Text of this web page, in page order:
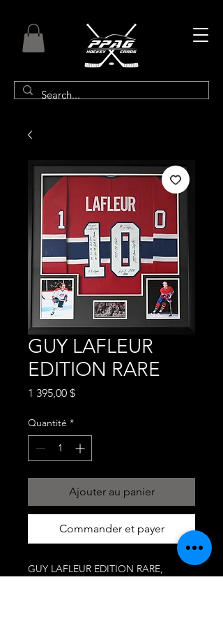
GUY LAFLEUR
EDITION RARE
1 395,00 $Prix
Quantité *
Ajouter au panier
Commander et payer
GUY LAFLEUR EDITION RARE,